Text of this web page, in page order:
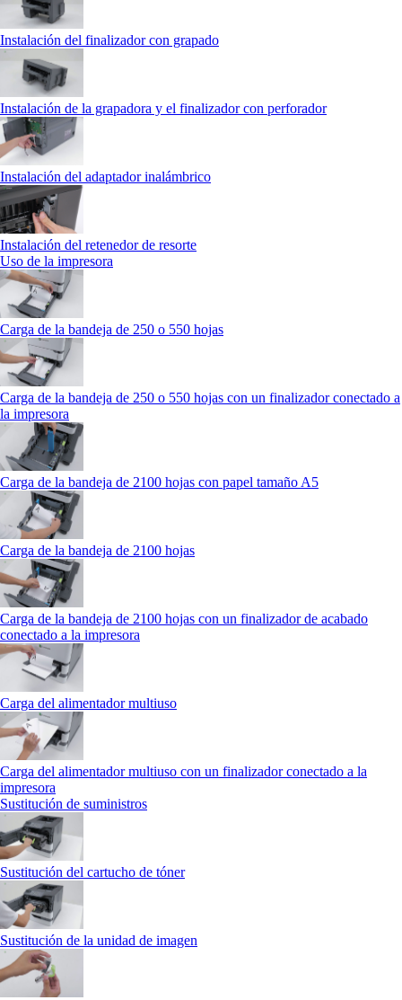
Instalación del finalizador con grapado
Instalación de la grapadora y el finalizador con perforador
Instalación del adaptador inalámbrico
Instalación del retenedor de resorte
Uso de la impresora
Carga de la bandeja de 250 o 550 hojas
Carga de la bandeja de 250 o 550 hojas con un finalizador conectado a
la impresora
Carga de la bandeja de 2100 hojas con papel tamaño A5
Carga de la bandeja de 2100 hojas
Carga de la bandeja de 2100 hojas con un finalizador de acabado
conectado a la impresora
Carga del alimentador multiuso
Carga del alimentador multiuso con un finalizador conectado a la
impresora
Sustitución de suministros
Sustitución del cartucho de tóner
Sustitución de la unidad de imagen